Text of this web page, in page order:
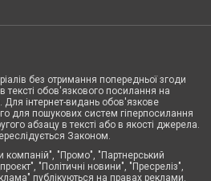
без отримання попередньої згоди
обов'язкового посилання на
інтернет-видань обов'язкове
для пошукових систем гіперпосилання
абзацу в тексті або в якості джерела.
Законом.
"Промо", "Партнерський
"Політичні новини", "Пресреліз",
публікуються на правах реклами.